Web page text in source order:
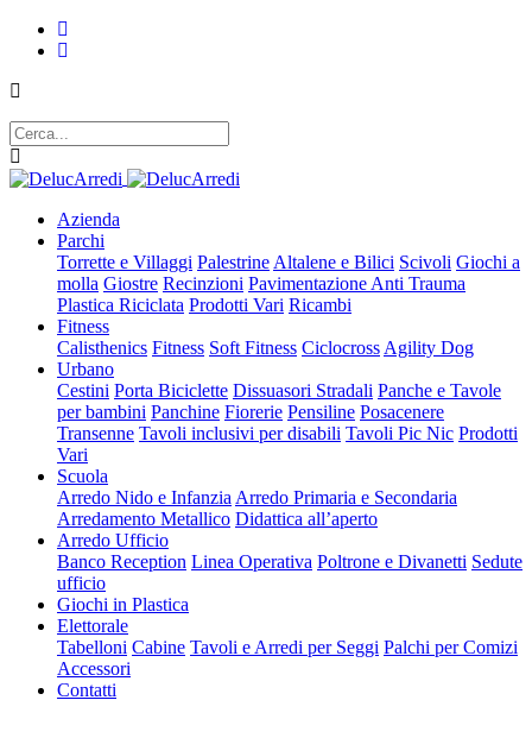
Azienda
Parchi
Torrette e Villaggi Palestrine Altalene e Bilici Scivoli Giochi a
molla Giostre Recinzioni Pavimentazione Anti Trauma
Plastica Riciclata Prodotti Vari Ricambi
Fitness
Calisthenics Fitness Soft Fitness Ciclocross Agility Dog
Urbano
Cestini Porta Biciclette Dissuasori Stradali Panche e Tavole
per bambini Panchine Fiorerie Pensiline Posacenere
Transenne Tavoli inclusivi per disabili Tavoli Pic Nic Prodotti
Vari
Scuola
Arredo Nido e Infanzia Arredo Primaria e Secondaria
Arredamento Metallico Didattica all’aperto
Arredo Ufficio
Banco Reception Linea Operativa Poltrone e Divanetti Sedute
ufficio
Giochi in Plastica
Elettorale
Tabelloni Cabine Tavoli e Arredi per Seggi Palchi per Comizi
Accessori
Contatti